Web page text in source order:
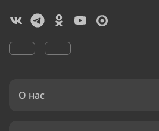
О нас